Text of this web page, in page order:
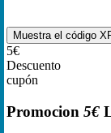
Muestra el código
5€
Descuento
cupón
Promocion 5€